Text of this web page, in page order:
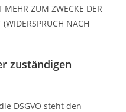
MEHR ZUM ZWECKE DER
NACH
zuständigen
DSGVO steht den